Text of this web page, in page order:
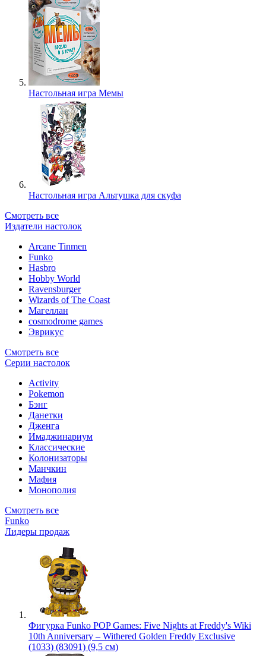
Настольная игра Мемы
Настольная игра Альтушка для скуфа
Смотреть все
Издатели настолок
Arcane Tinmen
Funko
Hasbro
Hobby World
Ravensburger
Wizards of The Coast
Магеллан
сosmodrome games
Эврикус
Смотреть все
Серии настолок
Activity
Pokemon
Бэнг
Данетки
Дженга
Имаджинариум
Классические
Колонизаторы
Манчкин
Мафия
Монополия
Смотреть все
Funko
Лидеры продаж
Фигурка Funko POP Games: Five Nights at Freddy's Wiki
10th Anniversary – Withered Golden Freddy Exclusive
(1033) (83091) (9,5 см)